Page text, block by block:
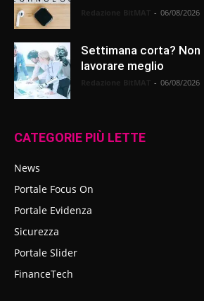
- 06/08/2026
Settimana corta?
lavorare meglio
- 06/08/2026
CATEGORIE PIÙ LETTE
News
Portale Focus On
Portale Evidenza
Sicurezza
Portale Slider
FinanceTech